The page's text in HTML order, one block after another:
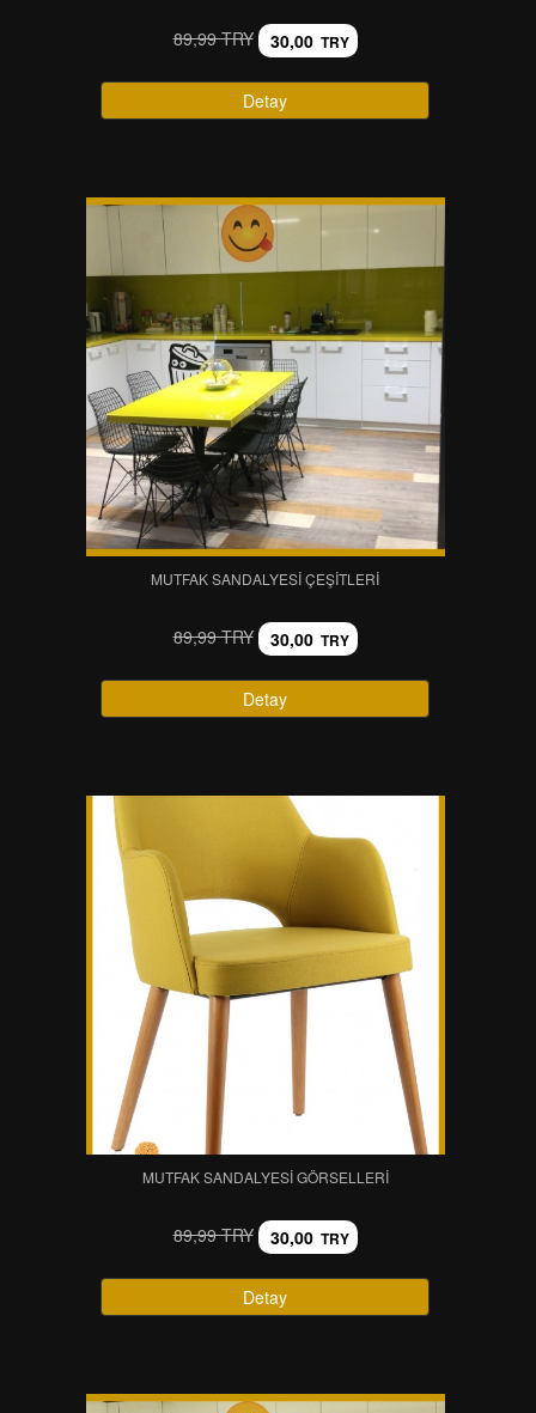
89,99 TRY 30,00 TRY
Detay
MUTFAK SANDALYESI ÇEŞITLERI
89,99 TRY 30,00 TRY
Detay
MUTFAK SANDALYESI GÖRSELLERI
89,99 TRY 30,00 TRY
Detay